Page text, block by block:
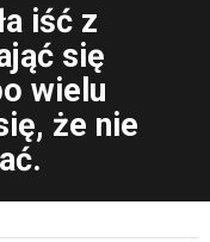
iść z
się
wielu
że nie